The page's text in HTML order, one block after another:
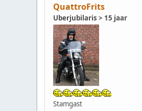
QuattroFrits
Uberjubilaris > 15 jaar
Stamgast